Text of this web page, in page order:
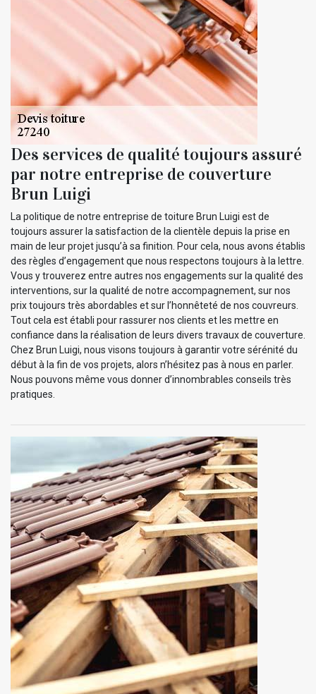
Des services de qualité toujours assuré
par notre entreprise de couverture
Brun Luigi
La politique de notre entreprise de toiture Brun Luigi est de
toujours assurer la satisfaction de la clientèle depuis la prise en
main de leur projet jusqu’à sa finition. Pour cela, nous avons établis
des règles d’engagement que nous respectons toujours à la lettre.
Vous y trouverez entre autres nos engagements sur la qualité des
interventions, sur la qualité de notre accompagnement, sur nos
prix toujours très abordables et sur l’honnêteté de nos couvreurs.
Tout cela est établi pour rassurer nos clients et les mettre en
confiance dans la réalisation de leurs divers travaux de couverture.
Chez Brun Luigi, nous visons toujours à garantir votre sérénité du
début à la fin de vos projets, alors n’hésitez pas à nous en parler.
Nous pouvons même vous donner d’innombrables conseils très
pratiques.